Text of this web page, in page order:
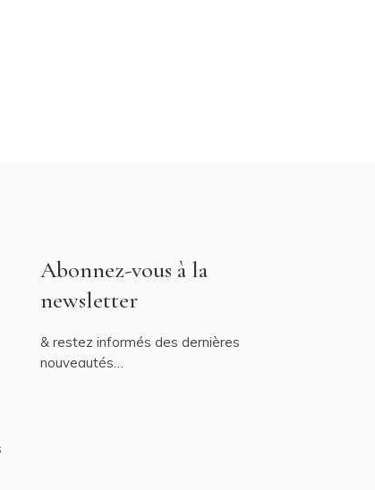
Abonnez-vous à la
newsletter
& restez informés des dernières
nouveautés…